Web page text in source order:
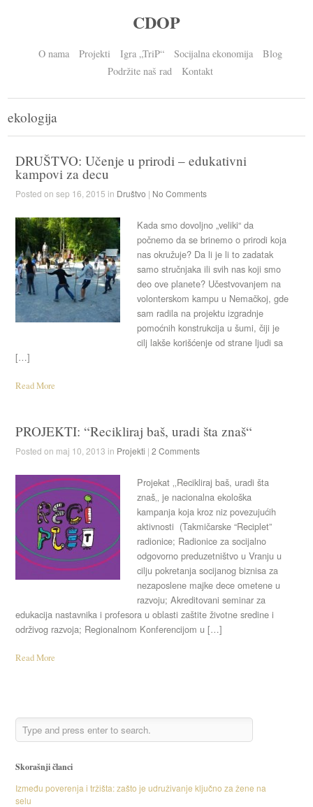
CDOP
O nama Projekti Igra „TriP“ Socijalna ekonomija
Blog
Podržite naš rad
Kontakt
ekologija
DRUŠTVO: Učenje u prirodi – edukativni
kampovi za decu
Posted on sep 16, 2015 in Društvo | No Comments
Kada smo dovoljno „veliki“ da
počnemo da se brinemo o prirodi koja
nas okružuje? Da li je li to zadatak
samo stručnjaka ili svih nas koji smo
deo ove planete? Učestvovanjem na
volonterskom kampu u Nemačkoj, gde
sam radila na projektu izgradnje
pomoćnih konstrukcija u šumi, čiji je
cilj lakše korišćenje od strane ljudi sa
[…]
Read More
PROJEKTI: “Recikliraj baš, uradi šta znaš“
Posted on maj 10, 2013 in Projekti | 2 Comments
Projekat ‚‚Recikliraj baš, uradi šta
znaš‚‚ je nacionalna ekološka
kampanja koja kroz niz povezujućih
aktivnosti (Takmičarske “Reciplet”
radionice; Radionice za socijalno
odgovorno preduzetništvo u Vranju u
cilju pokretanja socijanog biznisa za
nezaposlene majke dece ometene u
razvoju; Akreditovani seminar za
edukacija nastavnika i profesora u oblasti zaštite životne sredine i
održivog razvoja; Regionalnom Konferencijom u […]
Read More
Skorašnji članci
Između poverenja i tržišta: zašto je udruživanje ključno za žene na
selu